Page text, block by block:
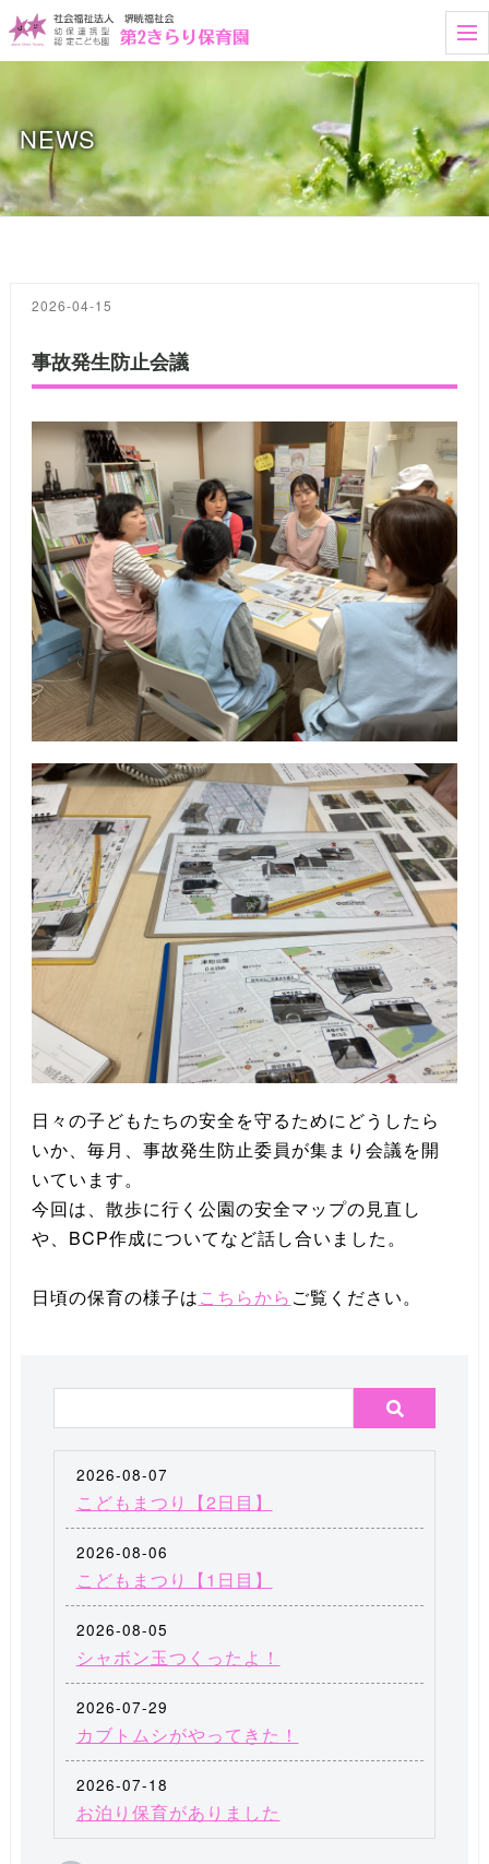
t
o
e
n
a
v
g
a
NEWS
2026-04-15
事故発生防止会議
日々の子どもたちの安全を守るためにどうしたら
いか、毎月、事故発生防止委員が集まり会議を開
いています。
今回は、散歩に行く公園の安全マップの見直し
や、BCP作成についてなど話し合いました。
日頃の保育の様子はこちらから ご覧ください。
2026-08-07
こどもまつり【2日目】
2026-08-06
こどもまつり【1日目】
2026-08-05
シャボン玉つくったよ！
2026-07-29
カブトムシがやってきた！
2026-07-18
お泊り保育がありました